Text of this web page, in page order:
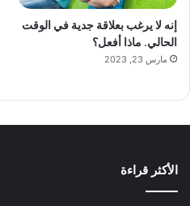
إنه لا يرغب بعلاقة جدية في الوقت
الحالي. ماذا أفعل؟
مارس 23, 2023
الأكثر قراءة